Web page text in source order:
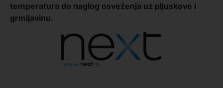
temperatura do naglog osveženja uz pljuskove i
grmljavinu.